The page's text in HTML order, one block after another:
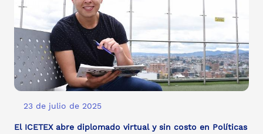
23 de julio de 2025
El ICETEX abre diplomado virtual y sin costo en Políticas